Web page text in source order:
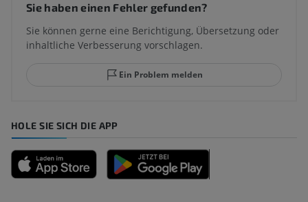
Sie haben einen Fehler gefunden?
Sie können gerne eine Berichtigung, Übersetzung oder
inhaltliche Verbesserung vorschlagen.
Ein Problem melden
HOLE SIE SICH DIE APP